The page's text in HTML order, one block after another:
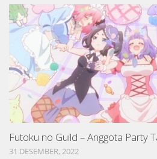
Futoku no Guild – Anggota Party
31 DESEMBER, 2022